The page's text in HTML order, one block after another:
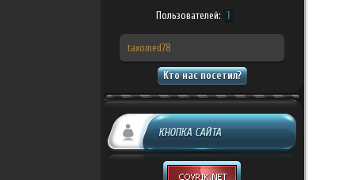
Пользователей: 1
taxomed78
Кто нас посетил?
КНОПКА САЙТА